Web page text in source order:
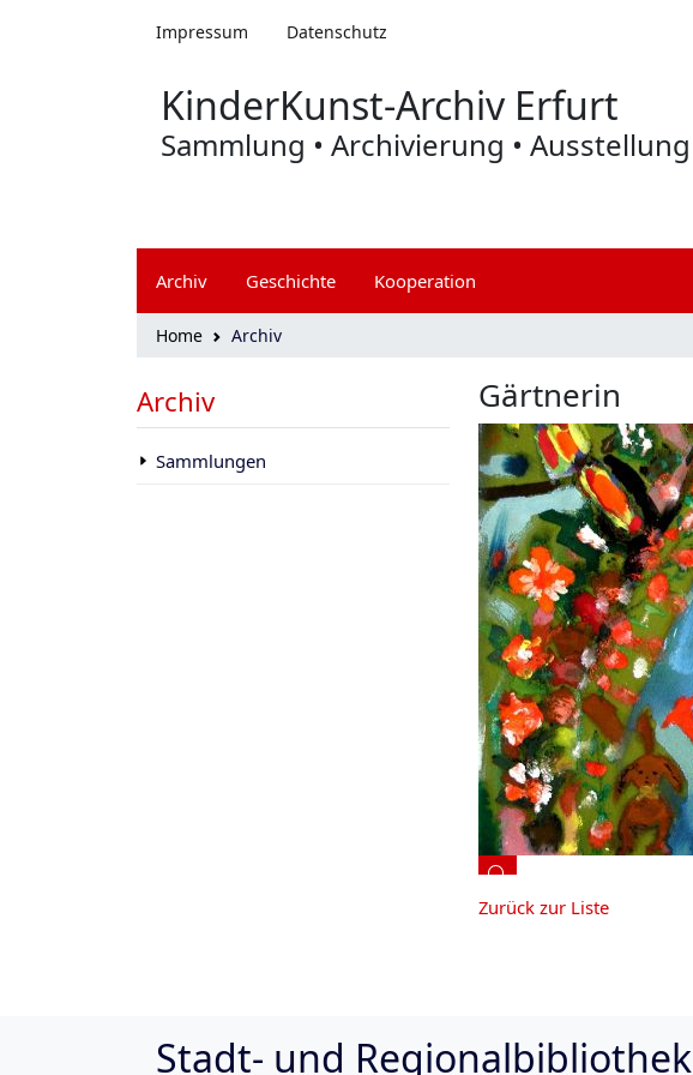
Impressum Datenschutz
KinderKunst-Archiv Erfurt
Sammlung • Archivierung • Ausstellung
Archiv Geschichte Kooperation
Home Archiv
Gärtnerin
Zurück zur Liste
Skip to main content
Archiv
Sammlungen
Stadt- und Regionalbibliothek